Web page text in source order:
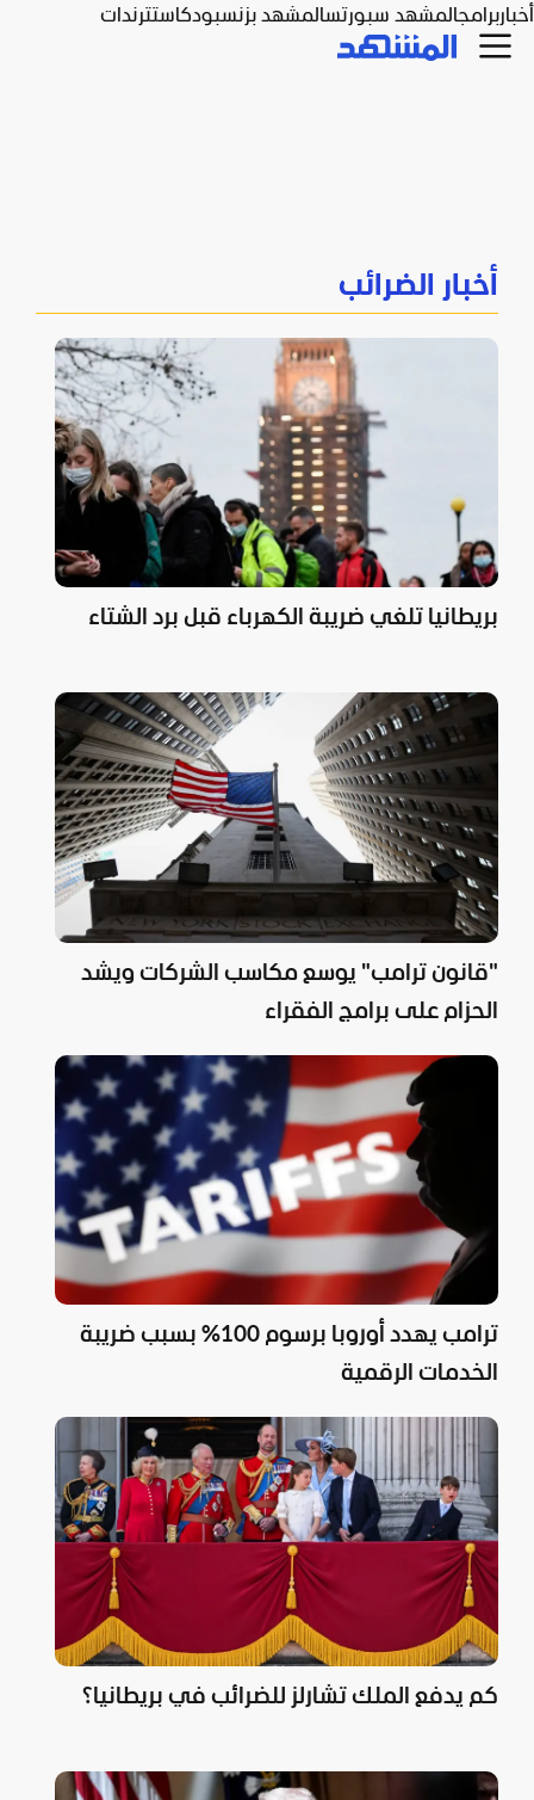
أخباربرامجالمشهد سبورتسالمشهد بزنسبودكاستترندات
أخبار الضرائب
بريطانيا تلغي ضريبة الكهرباء قبل برد الشتاء
"قانون ترامب" يوسع مكاسب الشركات ويشد
الحزام على برامج الفقراء
ترامب يهدد أوروبا برسوم 100% بسبب ضريبة
الخدمات الرقمية
كم يدفع الملك تشارلز للضرائب في بريطانيا؟